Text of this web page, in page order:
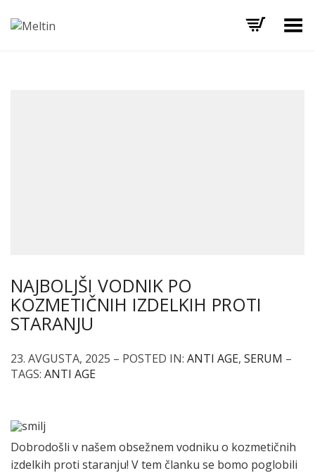
Toggle Menu
NAJBOLJŠI VODNIK PO
KOZMETIČNIH IZDELKIH PROTI
STARANJU
23. AVGUSTA, 2025 – POSTED IN: ANTI AGE, SERUM –
TAGS: ANTI AGE
Dobrodošli v našem obsežnem vodniku o kozmetičnih
izdelkih proti staranju! V tem članku se bomo poglobili